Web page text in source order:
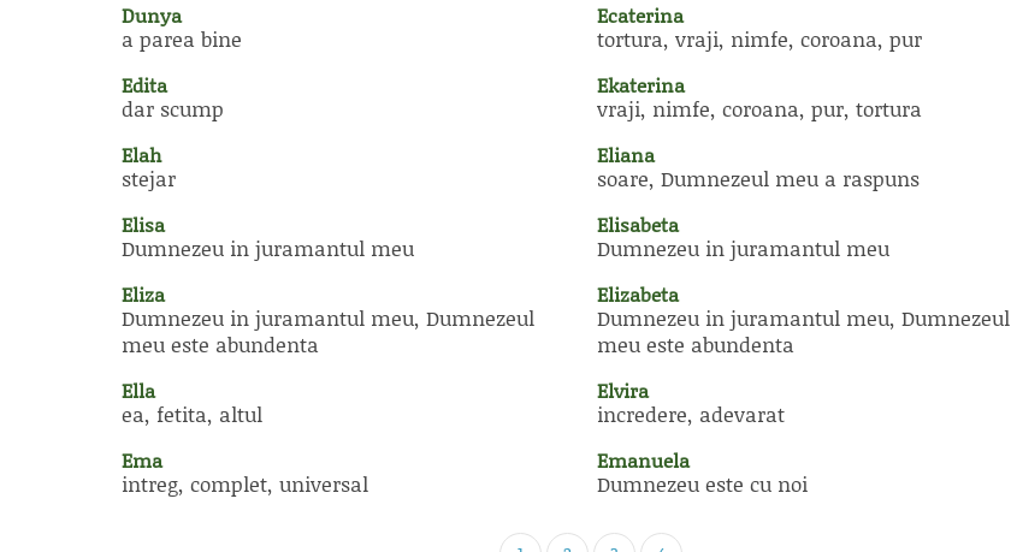
Dunya
a parea bine
Ecaterina
tortura, vraji, nimfe, coroana, pur
Edita
dar scump
Ekaterina
vraji, nimfe, coroana, pur, tortura
Elah
stejar
Eliana
soare, Dumnezeul meu a raspuns
Elisa
Dumnezeu in juramantul meu
Elisabeta
Dumnezeu in juramantul meu
Eliza
Dumnezeu in juramantul meu, Dumnezeul
meu este abundenta
Elizabeta
Dumnezeu in juramantul meu, Dumnezeul
meu este abundenta
Ella
ea, fetita, altul
Elvira
incredere, adevarat
Ema
intreg, complet, universal
Emanuela
Dumnezeu este cu noi